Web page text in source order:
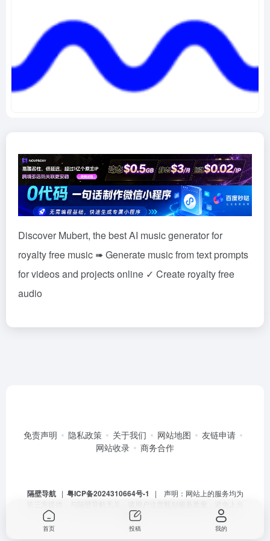
Discover Mubert, the best AI music generator for
royalty free music ➠ Generate music from text prompts
for videos and projects online ✓ Create royalty free
audio
免责声明 隐私政策 关于我们 网站地图
友链申请
网站收录
商务合作
隔壁导航| 粤ICP备2024310664号-1
| 声明：网站上的服务均为
受骗。
首页 投稿 我的